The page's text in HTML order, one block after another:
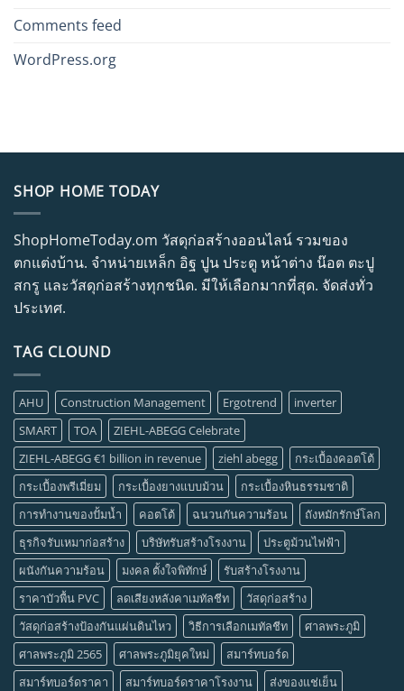
Comments feed
WordPress.org
SHOP HOME TODAY
ShopHomeToday.om วัสดุก่อสร้างออนไลน์ รวมของ
ตกแต่งบ้าน. จำหน่ายเหล็ก อิฐ ปูน ประตู หน้าต่าง น๊อต ตะปู
สกรู และวัสดุก่อสร้างทุกชนิด. มีให้เลือกมากที่สุด. จัดส่งทั่ว
ประเทศ.
TAG CLOUND
AHU Construction Management Ergotrend
inverter
SMART
TOA
ZIEHL-ABEGG Celebrate
ZIEHL-ABEGG €1 billion in revenue
ziehl abegg
กระเบื้องคอตโต้
กระเบื้องพรีเมี่ยม
กระเบื้องยางแบบม้วน
กระเบื้องหินธรรมชาติ
การทำงานของปั้มน้ำ
คอตโต้ ฉนวนกันความร้อน
ถังหมักรักษ์โลก
ธุรกิจรับเหมาก่อสร้าง
บริษัทรับสร้างโรงงาน
ประตูม้วนไฟฟ้า
ผนังกันความร้อน
มงคล ตั้งใจพิทักษ์
รับสร้างโรงงาน
ราคาบัวพื้น PVC
ลดเสียงหลังคาเมทัลชีท
วัสดุก่อสร้าง
วัสดุก่อสร้างป้องกันแผ่นดินไหว
วิธีการเลือกเมทัลชีท
ศาลพระภูมิ
ศาลพระภูมิ 2565
ศาลพระภูมิยุคใหม่
สมาร์ทบอร์ด
สมาร์ทบอร์ดราคา
สมาร์ทบอร์ดราคาโรงงาน
ส่งของแช่เย็น